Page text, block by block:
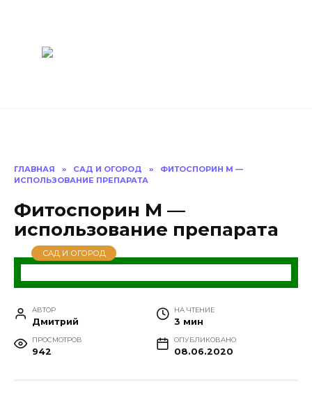
ГЛАВНАЯ » САД И ОГОРОД »
ФИТОСПОРИН М —
ИСПОЛЬЗОВАНИЕ ПРЕПАРАТА
Фитоспорин М —
использование препарата
САД И ОГОРОД
АВТОР
Дмитрий
НА ЧТЕНИЕ
3 мин
ПРОСМОТРОВ
942
ОПУБЛИКОВАНО
08.06.2020